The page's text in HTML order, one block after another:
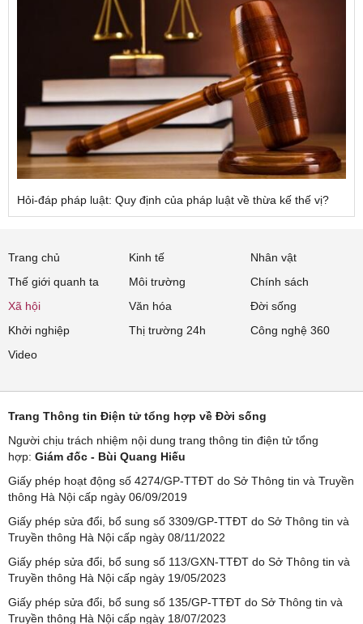
Hỏi-đáp pháp luật: Quy định của pháp luật về thừa kế thế vị?
Trang chủ Kinh tế
Nhân vật
Thế giới quanh ta
Môi trường
Chính sách
Xã hội
Văn hóa
Đời sống
Khởi nghiệp
Thị trường 24h
Công nghệ 360
Video
Trang Thông tin Điện tử tổng hợp về Đời sống
Người chịu trách nhiệm nội dung trang thông tin điện tử tổng
hợp: Giám đốc - Bùi Quang Hiếu
Giấy phép hoạt động số 4274/GP-TTĐT do Sở Thông tin và Truyền
thông Hà Nội cấp ngày 06/09/2019
Giấy phép sửa đổi, bổ sung số 3309/GP-TTĐT do Sở Thông tin và
Truyền thông Hà Nội cấp ngày 08/11/2022
Giấy phép sửa đổi, bổ sung số 113/GXN-TTĐT do Sở Thông tin và
Truyền thông Hà Nội cấp ngày 19/05/2023
Giấy phép sửa đổi, bổ sung số 135/GP-TTĐT do Sở Thông tin và
Truyền thông Hà Nội cấp ngày 18/07/2023